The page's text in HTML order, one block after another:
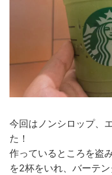
今回はノンシロップ、
た！
作っているところを盗
を2杯をいれ、バーテ